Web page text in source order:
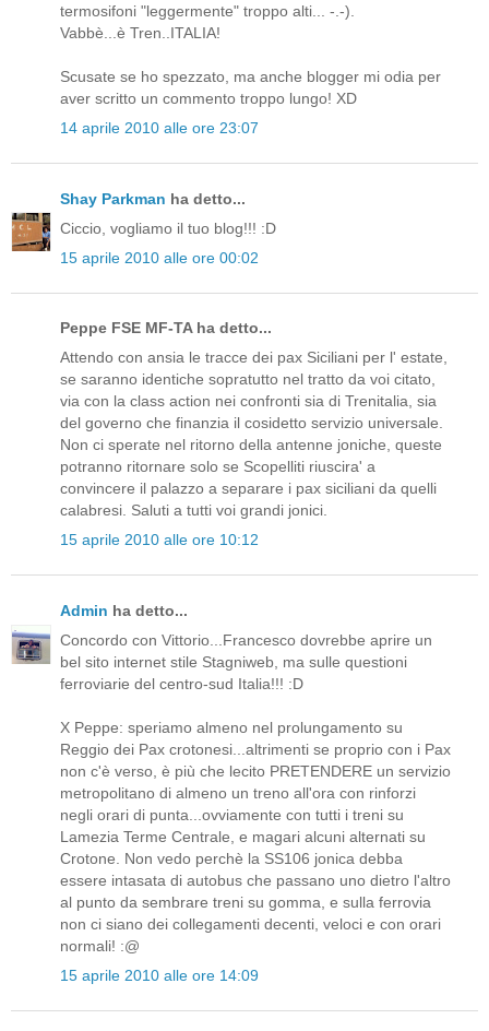
termosifoni "leggermente" troppo alti... -.-).
Vabbè...è Tren..ITALIA!
Scusate se ho spezzato, ma anche blogger mi odia per
aver scritto un commento troppo lungo! XD
14 aprile 2010 alle ore 23:07
Shay Parkman ha detto...
Ciccio, vogliamo il tuo blog!!! :D
15 aprile 2010 alle ore 00:02
Peppe FSE MF-TA ha detto...
Attendo con ansia le tracce dei pax Siciliani per l' estate,
se saranno identiche sopratutto nel tratto da voi citato,
via con la class action nei confronti sia di Trenitalia, sia
del governo che finanzia il cosidetto servizio universale.
Non ci sperate nel ritorno della antenne joniche, queste
potranno ritornare solo se Scopelliti riuscira' a
convincere il palazzo a separare i pax siciliani da quelli
calabresi. Saluti a tutti voi grandi jonici.
15 aprile 2010 alle ore 10:12
Admin ha detto...
Concordo con Vittorio...Francesco dovrebbe aprire un
bel sito internet stile Stagniweb, ma sulle questioni
ferroviarie del centro-sud Italia!!! :D
X Peppe: speriamo almeno nel prolungamento su
Reggio dei Pax crotonesi...altrimenti se proprio con i Pax
non c'è verso, è più che lecito PRETENDERE un servizio
metropolitano di almeno un treno all'ora con rinforzi
negli orari di punta...ovviamente con tutti i treni su
Lamezia Terme Centrale, e magari alcuni alternati su
Crotone. Non vedo perchè la SS106 jonica debba
essere intasata di autobus che passano uno dietro l'altro
al punto da sembrare treni su gomma, e sulla ferrovia
non ci siano dei collegamenti decenti, veloci e con orari
normali! :@
15 aprile 2010 alle ore 14:09